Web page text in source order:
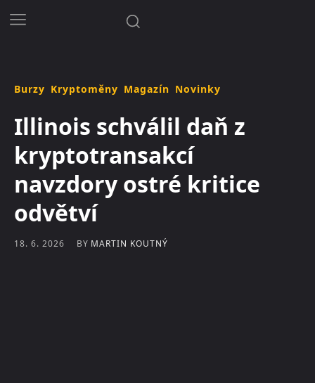
Burzy Kryptoměny Magazín Novinky
Illinois schválil daň z
kryptotransakcí
navzdory ostré kritice
odvětví
18. 6. 2026 BY MARTIN KOUTNÝ